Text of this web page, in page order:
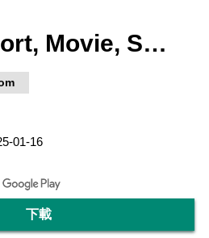
Vidio TV: Sport, Movie, Series
01-16
下載